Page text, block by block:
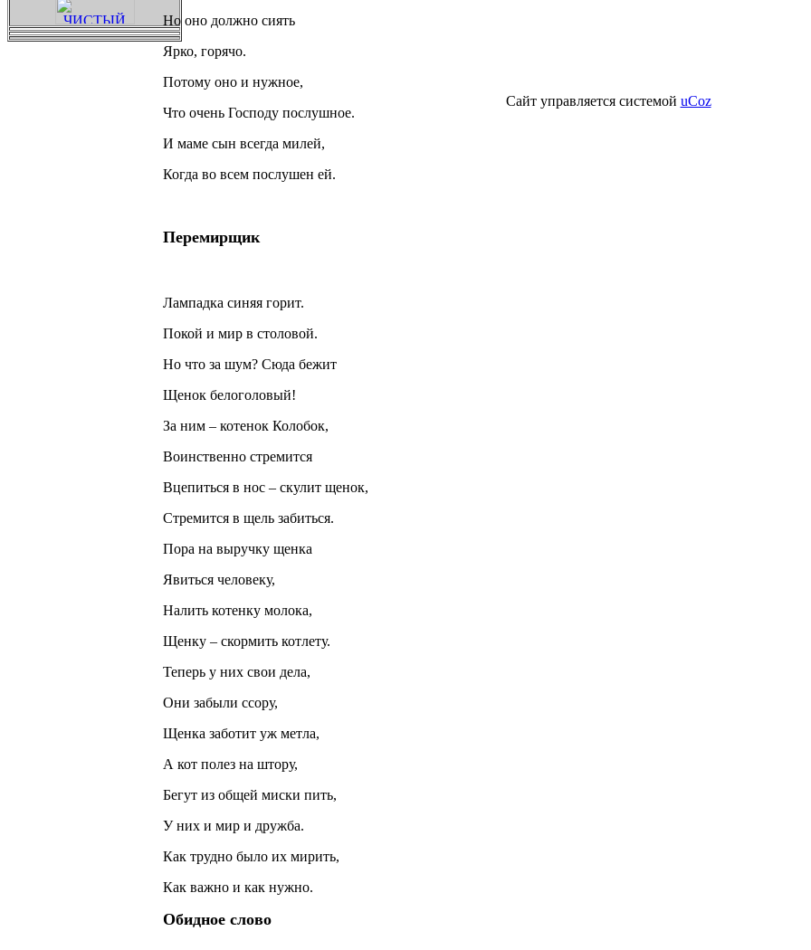
Но оно должно сиять
Ярко, горячо.
Потому оно и нужное,
Что очень Господу послушное.
И маме сын всегда милей,
Когда во всем послушен ей.
Перемирщик
Лампадка синяя горит.
Покой и мир в столовой.
Но что за шум? Сюда бежит
Щенок белоголовый!
За ним – котенок Колобок,
Воинственно стремится
Вцепиться в нос – скулит щенок,
Стремится в щель забиться.
Пора на выручку щенка
Явиться человеку,
Налить котенку молока,
Щенку – скормить котлету.
Теперь у них свои дела,
Они забыли ссору,
Щенка заботит уж метла,
А кот полез на штору,
Бегут из общей миски пить,
У них и мир и дружба.
Как трудно было их мирить,
Как важно и как нужно.
Обидное слово
Сайт управляется системой uCoz